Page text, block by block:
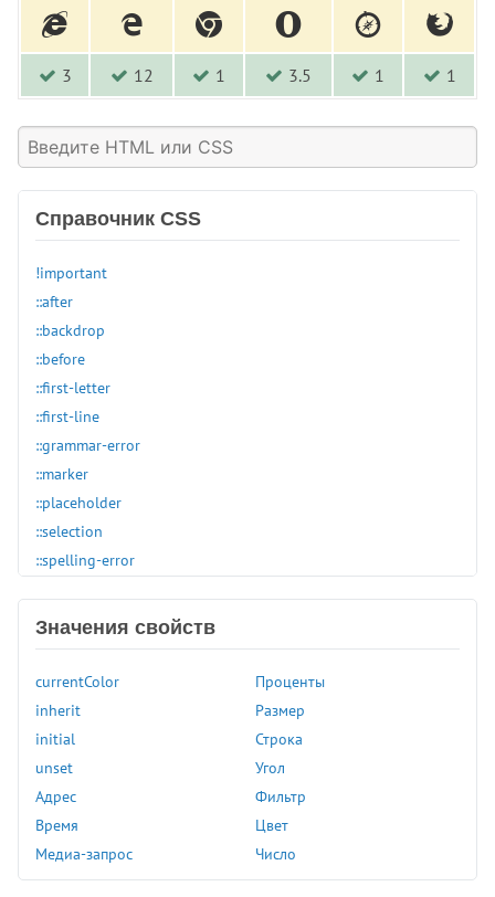
3 12 1 3.5 1 1
Справочник CSS
!important
::after
::backdrop
::before
::first-letter
::first-line
::grammar-error
::marker
::placeholder
::selection
::spelling-error
:any-link
:autofill
:buffering
:checked
:default
:defined
:dir
:disabled
:empty
Значения свойств
currentColor
inherit
initial
unset
Адрес
Время
Медиа-запрос
Проценты
Размер
Строка
Угол
Фильтр
Цвет
Число